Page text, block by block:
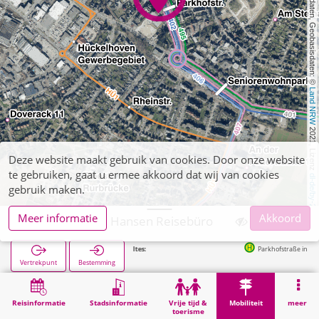
, Kartendaten, Geobasisdaten: ©
Land NRW
2021, Lizenz
dl-de/by-2-0
Reisinformatie Stadsinformatie
Vrije tijd &
toerisme
Mobiliteit meer
Hückelhoven, Hansen Reisebüro
Vertrekpunt Bestemming
Parkhofstraße in 73m
Mobiliteit Verkoop van tickets Hückelhoven, Hansen Reisebüro
Deze website maakt gebruik van cookies. Door onze website
te gebruiken, gaat u ermee akkoord dat wij van cookies
gebruik maken.
Meer informatie
Akkoord